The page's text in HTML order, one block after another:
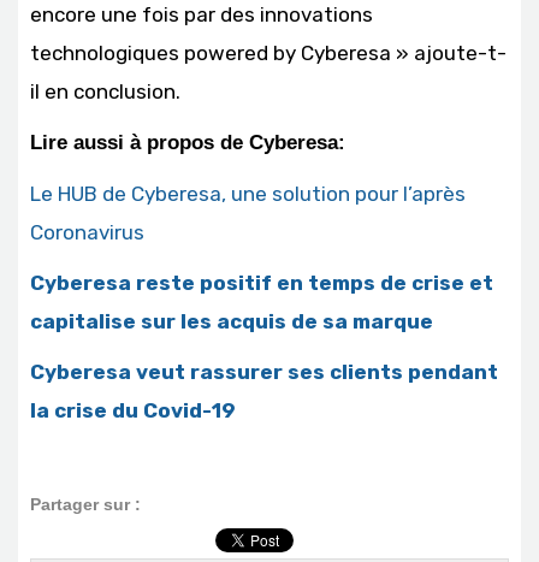
encore une fois par des innovations
technologiques powered by Cyberesa » ajoute-t-
il en conclusion.
Lire aussi à propos de Cyberesa:
Le HUB de Cyberesa, une solution pour l’après
Coronavirus
Cyberesa reste positif en temps de crise et
capitalise sur les acquis de sa marque
Cyberesa veut rassurer ses clients pendant
la crise du Covid-19
Partager sur :